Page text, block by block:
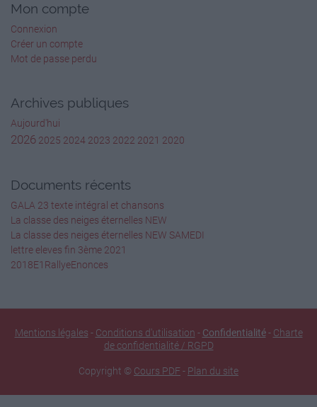
Mon compte
Connexion
Créer un compte
Mot de passe perdu
Archives publiques
Aujourd'hui
2026 2025 2024 2023 2022 2021 2020
Documents récents
GALA 23 texte intégral et chansons
La classe des neiges éternelles NEW
La classe des neiges éternelles NEW SAMEDI
lettre eleves fin 3ème 2021
2018E1RallyeEnonces
Mentions légales - Conditions d'utilisation - Confidentialité- Charte
de confidentialité / RGPD
Copyright © Cours PDF - Plan du site